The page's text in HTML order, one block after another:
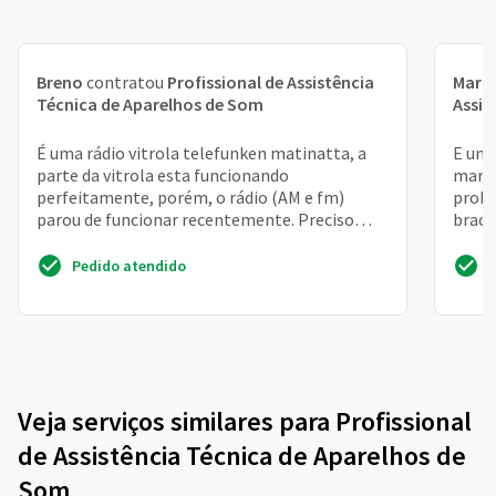
Breno contratou Profissional de Assistência
Técnica de Aparelhos de Som
É uma rádio vitrola telefunken matinatta, a
parte da vitrola esta funcionando
perfeitamente, porém, o rádio (AM e fm)
parou de funcionar recentemente. Preciso
Pedido atendido
E
braca
Veja serviços similares para Profissional
de Assistência Técnica de Aparelhos de